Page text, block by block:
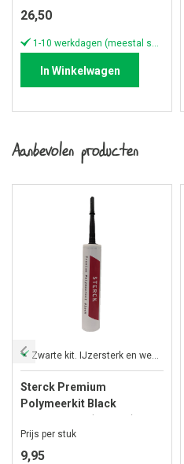
26,50
In Winkelwagen
Aanbevolen producten
Zwarte kit. IJzersterk en weerbestendig
Sterck Premium
Polymeerkit Black
Prijs per stuk
9,95